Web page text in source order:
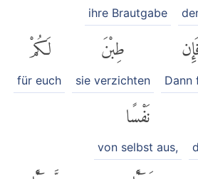
ihre Brautgabe
Dann
طِبْنَ
sie verzichten
لَكُمْ
für euch
نَفْسًا
von selbst aus,